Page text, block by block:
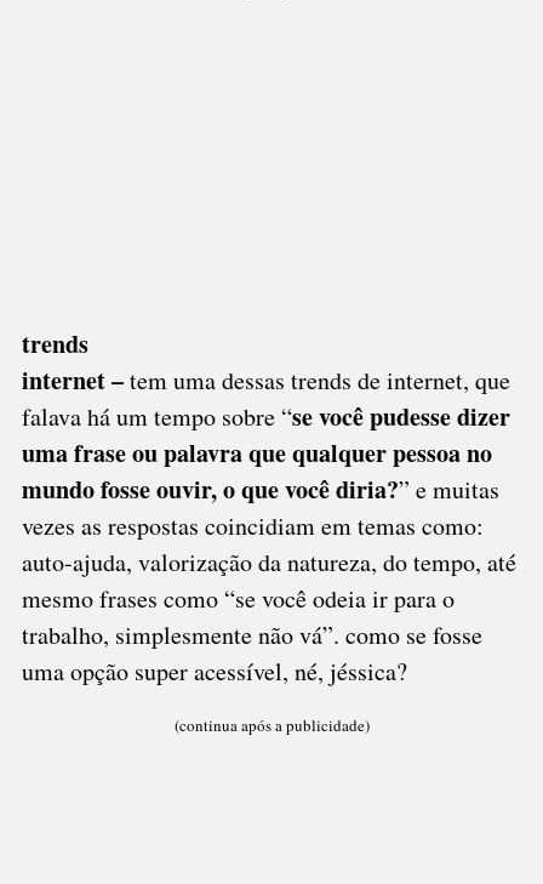
trends
internet –tem uma dessas trends de internet, que
falava há um tempo sobre “se você pudesse dizer
uma frase ou palavra que qualquer pessoa no
mundo fosse ouvir, o que você diria?” e muitas
vezes as respostas coincidiam em temas como:
auto-ajuda, valorização da natureza, do tempo, até
mesmo frases como “se você odeia ir para o
trabalho, simplesmente não vá”. como se fosse
uma opção super acessível, né, jéssica?
(continua após a publicidade)